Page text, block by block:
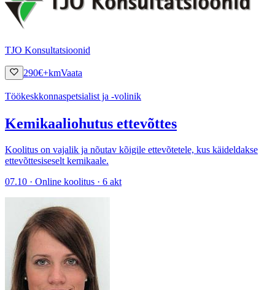
TJO Konsultatsioonid
290€+kmVaata
Töökeskkonnaspetsialist ja -volinik
Kemikaaliohutus ettevõttes
Koolitus on vajalik ja nõutav kõigile ettevõtetele, kus käideldakse
ettevõttesiseselt kemikaale.
07.10 · Online koolitus · 6 akt